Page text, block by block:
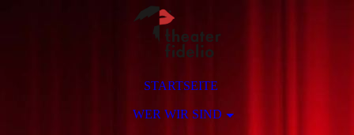
STARTSEITE
WER WIR SIND